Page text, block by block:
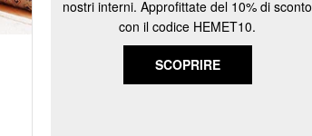
nostri interni. Approfittate del 10% di sconto
con il codice HEMET10.
SCOPRIRE